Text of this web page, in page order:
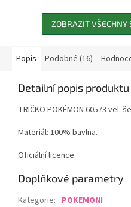
ZOBRAZIT VŠECHNY
Popis Podobné (16)
Detailní popis produktu
TRIČKO POKÉMON 60573 vel.
Materiál: 100% bavlna.
Oficiální licence.
Doplňkové parametry
Kategorie: POKEMONI